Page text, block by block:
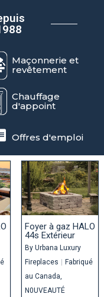
Maçonnerie et
revêtement
Chauffage
d'appoint
Offres d'emploi
Foyer à gaz HALO
44s Extérieur
By Urbana Luxury
Fireplaces | Fabriqué
au Canada
N0UVEAUTÉ